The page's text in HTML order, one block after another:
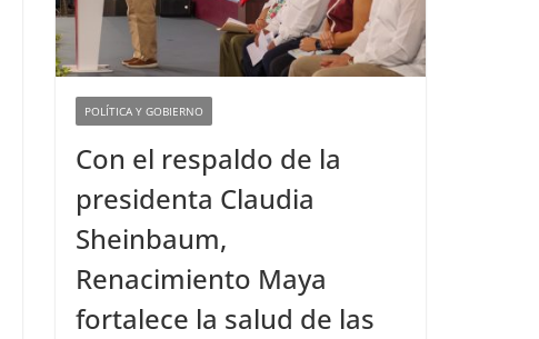
POLÍTICA Y GOBIERNO
Con el respaldo de la
presidenta Claudia
Sheinbaum,
Renacimiento Maya
fortalece la salud de las